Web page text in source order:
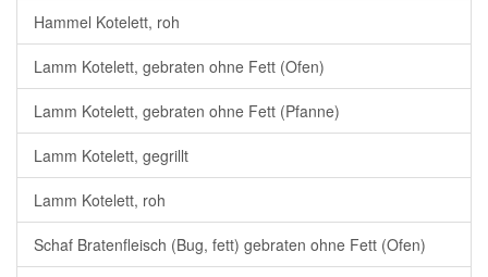
Hammel Kotelett, roh
Lamm Kotelett, gebraten ohne Fett (Ofen)
Lamm Kotelett, gebraten ohne Fett (Pfanne)
Lamm Kotelett, gegrillt
Lamm Kotelett, roh
Schaf Bratenfleisch (Bug, fett) gebraten ohne Fett (Ofen)